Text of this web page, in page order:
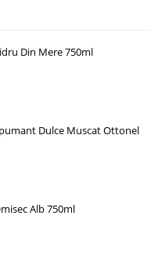
Din Mere 750ml
Dulce Muscat Ottonel
Alb 750ml